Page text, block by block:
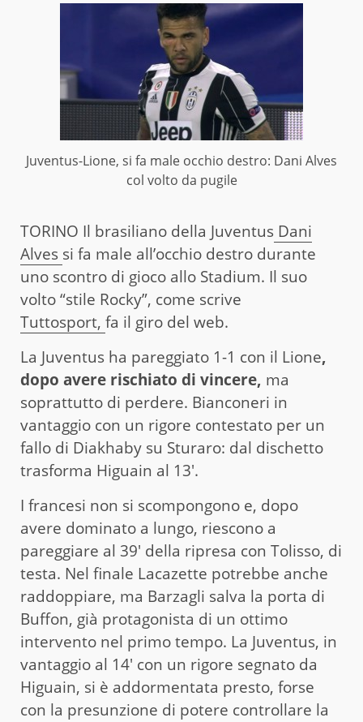
Juventus-Lione, si fa male occhio destro: Dani Alves
col volto da pugile
TORINO Il brasiliano della Juventus Dani
Alves si fa male all’occhio destro durante
uno scontro di gioco allo Stadium. Il suo
volto “stile Rocky”, come scrive
Tuttosport, fa il giro del web.
La Juventus ha pareggiato 1-1 con il Lione,
dopo avere rischiato di vincere, ma
soprattutto di perdere. Bianconeri in
vantaggio con un rigore contestato per un
fallo di Diakhaby su Sturaro: dal dischetto
trasforma Higuain al 13′.
I francesi non si scompongono e, dopo
avere dominato a lungo, riescono a
pareggiare al 39′ della ripresa con Tolisso, di
testa. Nel finale Lacazette potrebbe anche
raddoppiare, ma Barzagli salva la porta di
Buffon, già protagonista di un ottimo
intervento nel primo tempo. La Juventus, in
vantaggio al 14′ con un rigore segnato da
Higuain, si è addormentata presto, forse
con la presunzione di potere controllare la